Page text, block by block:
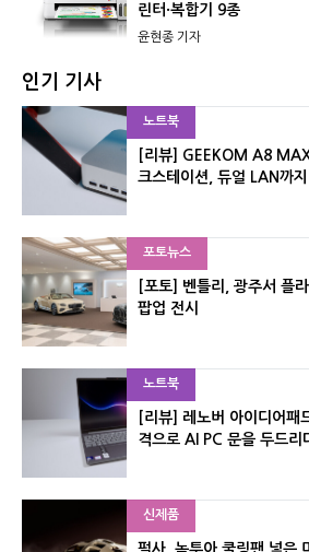
린터·복합기 9종
윤현종 기자
인기 기사
노트북
[리뷰] GEEKOM A8
크스테이션, 듀얼 LAN까
포토뉴스
[포토] 벤틀리, 광주서 플
팝업 전시
노트북
[리뷰] 레노버 아이디어패
격으로 AI PC 문을 두드리
신제품
펄사, 녹투아 쿨링팬 넣은